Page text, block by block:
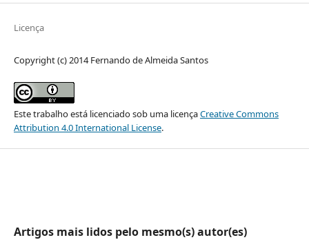
Licença
Copyright (c) 2014 Fernando de Almeida Santos
Este trabalho está licenciado sob uma licençaCreative Commons
Attribution 4.0 International License.
Artigos mais lidos pelo mesmo(s) autor(es)